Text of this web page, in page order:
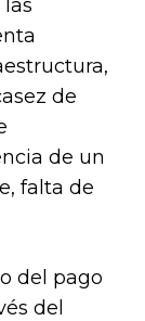
de
de un
falta de
del pago
del